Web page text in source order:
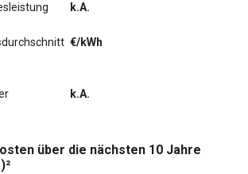
Mai 2026 bei KM 48104
Assistent
k.A.
€/kWh
k.A.
über die nächsten 10 Jahre